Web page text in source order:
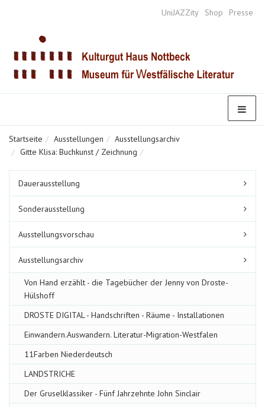
UniJAZZity Shop Presse
Startseite Ausstellungen
Ausstellungsarchiv
Gitte Klisa: Buchkunst / Zeichnung
Bereich
Dauerausstellung
Sonderausstellung
Ausstellungsvorschau
Ausstellungsarchiv
Von Hand erzählt - die Tagebücher der Jenny von Droste-
Hülshoff
DROSTE DIGITAL - Handschriften - Räume - Installationen
Einwandern.Auswandern. Literatur-Migration-Westfalen
11Farben Niederdeutsch
LANDSTRICHE
Der Gruselklassiker - Fünf Jahrzehnte John Sinclair